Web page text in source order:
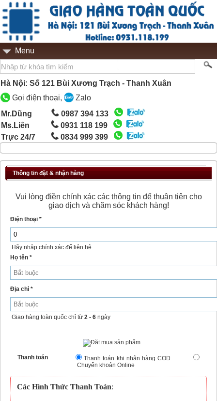
Menu
Hà Nội: Số 121 Bùi Xương Trạch - Thanh Xuân
Gọi điện thoại,
Zalo
Mr.Dũng
0987 394 133
Ms.Liên
0931 118 199
Trực 24/7
0834 999 399
Thông tin đặt & nhận hàng
Vui lòng điền chính xác các thông tin để thuận tiện cho
giao dịch và chăm sóc khách hàng!
Điện thoại *
Hãy nhập chính xác để liên hệ
Họ tên *
Địa chỉ *
Giao hàng toàn quốc chỉ từ 2 - 6 ngày
Thanh toán
Thanh toán khi nhận hàng COD
Chuyển khoản Online
Các Hình Thức Thanh Toán: